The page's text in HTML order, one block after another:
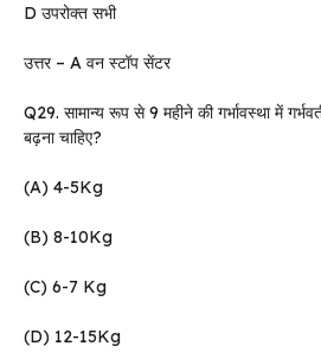
D उपरोक्त सभी
उत्तर – A वन स्टॉप सेंटर
Q29. सामान्य रूप से 9 महीने की गर्भावस्था में
बढ़ना चाहिए?
(A) 4-5Kg
(B) 8-10Kg
(C) 6-7 Kg
(D) 12-15Kg